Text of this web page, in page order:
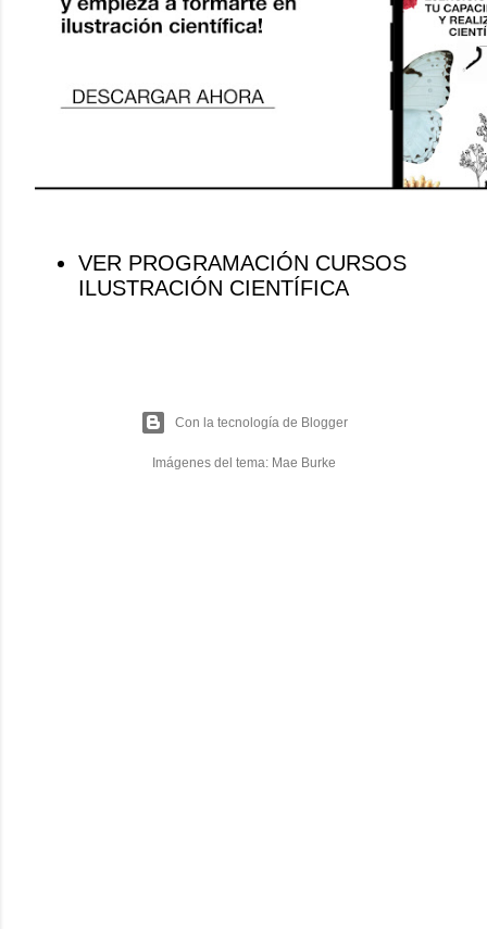
VER PROGRAMACIÓN CURSOS
ILUSTRACIÓN CIENTÍFICA
Con la tecnología de Blogger
Imágenes del tema: Mae Burke